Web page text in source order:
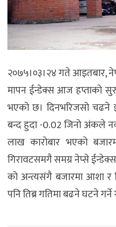
२०७५।०३।२४ गते आइतबार,
मापन ईन्डेक्स आज हप्ताको
भएको छ। दिनभरिजसो चढने
बन्द हुदा -0.02 जिनो अंकले
लाख कारोबार भएको
गिरावटसमगै समग्र नेप्से
को अन्त्यसंगै बजारमा आशा र
पनि तिब्र गतिमा बढने घटने